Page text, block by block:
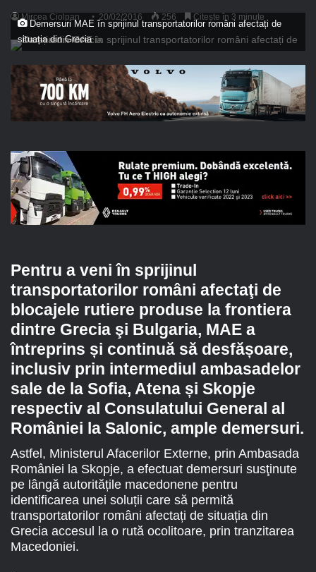
Mircea Ciolpan 20/02/2016 256 Citește în 3 minute
Demersuri MAE în sprijinul transportatorilor români afectați de
situația din Grecia
Pentru a veni în sprijinul
transportatorilor români afectaţi de
blocajele rutiere produse la frontiera
dintre Grecia şi Bulgaria, MAE a
întreprins și continuă să desfășoare,
inclusiv prin intermediul ambasadelor
sale de la Sofia, Atena și Skopje
respectiv al Consulatului General al
României la Salonic, ample demersuri.
Astfel, Ministerul Afacerilor Externe, prin Ambasada
României la Skopje, a efectuat demersuri susţinute
pe lângă autoritățile macedonene pentru
identificarea unei soluții care să permită
transportatorilor români afectați de situația din
Grecia accesul la o rută ocolitoare, prin tranzitarea
Macedoniei.